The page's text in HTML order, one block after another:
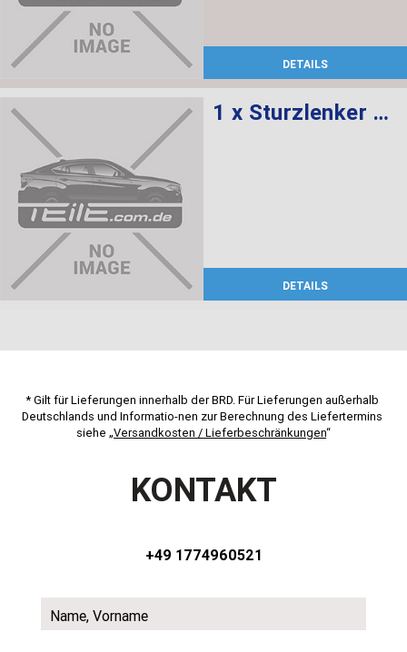
DETAILS
1 x Sturzlenker mit Gummilager, 1 x Abdeckung rechts
DETAILS
* Gilt für Lieferungen innerhalb der BRD. Für Lieferungen außerhalb
Deutschlands und Informatio-nen zur Berechnung des Liefertermins
siehe „Versandkosten / Lieferbeschränkungen“
KONTAKT
+49 1774960521
Name, Vorname